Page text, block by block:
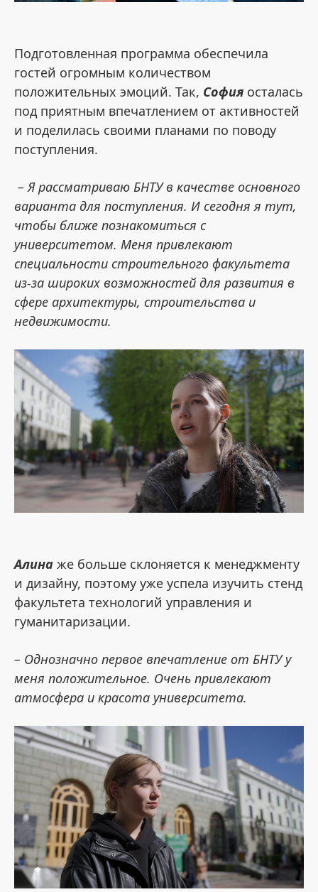
Подготовленная программа обеспечила
гостей огромным количеством
положительных эмоций. Так, София осталась
под приятным впечатлением от активностей
и поделилась своими планами по поводу
поступления.
– Я рассматриваю БНТУ в качестве основного
варианта для поступления. И сегодня я тут,
чтобы ближе познакомиться с
университетом. Меня привлекают
специальности строительного факультета
из-за широких возможностей для развития в
сфере архитектуры, строительства и
недвижимости.
Алина же больше склоняется к менеджменту
и дизайну, поэтому уже успела изучить стенд
факультета технологий управления и
гуманитаризации.
– Однозначно первое впечатление от БНТУ у
меня положительное. Очень привлекают
атмосфера и красота университета.